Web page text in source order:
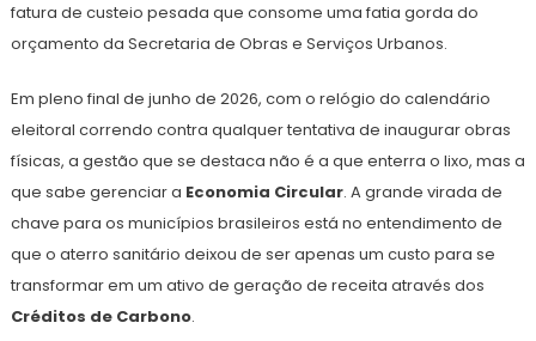
fatura de custeio pesada que consome uma fatia gorda do
orçamento da Secretaria de Obras e Serviços Urbanos.
Em pleno final de junho de 2026, com o relógio do calendário
eleitoral correndo contra qualquer tentativa de inaugurar obras
físicas, a gestão que se destaca não é a que enterra o lixo, mas a
que sabe gerenciar a Economia Circular. A grande virada de
chave para os municípios brasileiros está no entendimento de
que o aterro sanitário deixou de ser apenas um custo para se
transformar em um ativo de geração de receita através dos
Créditos de Carbono.